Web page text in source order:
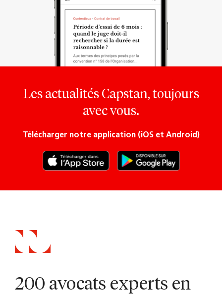
Les actualités Capstan, toujours
avec vous.
Télécharger notre application (iOS et Android)
200 avocats experts en